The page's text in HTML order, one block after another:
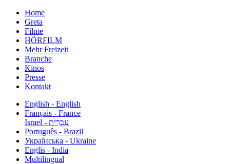
Home
Greta
Filme
HÖRFILM
Mehr Freizeit
Branche
Kinos
Presse
Kontakt
English - English
Français - France
עִבְרִית - Israel
Português - Brazil
Українська - Ukraine
Englis - India
Multilingual